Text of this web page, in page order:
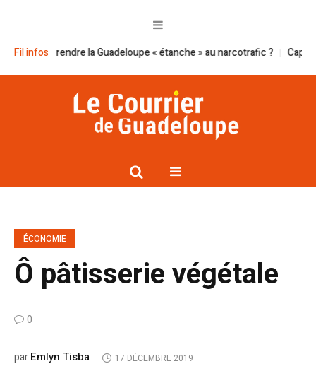
Fil infos
rendre la Guadeloupe « étanche » au narcotrafic ? Cap excellence
ÉCONOMIE
Ô pâtisserie végétale
0
parEmlyn Tisba 17 DÉCEMBRE 2019